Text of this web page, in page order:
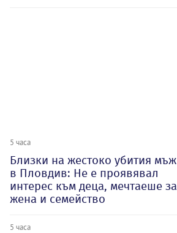
5 часа
Близки на жестоко убития мъж
в Пловдив: Не е проявявал
интерес към деца, мечтаеше за
жена и семейство
5 часа